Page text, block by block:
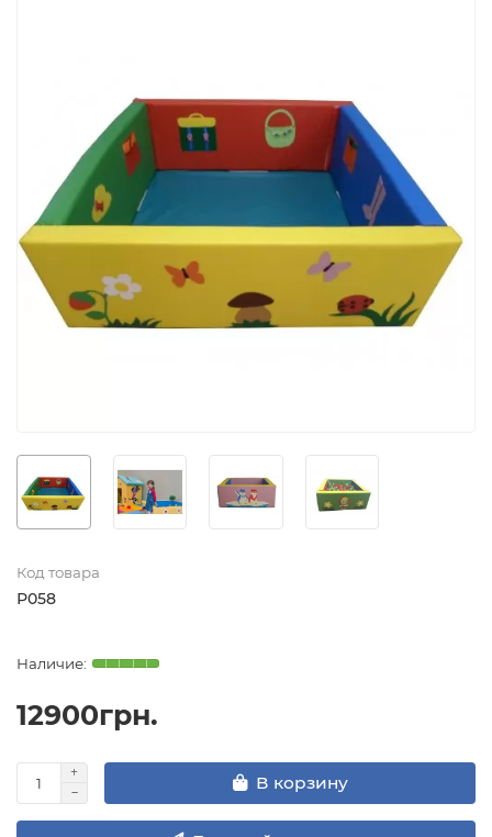
Код товара
Р058
12900грн.
В корзину